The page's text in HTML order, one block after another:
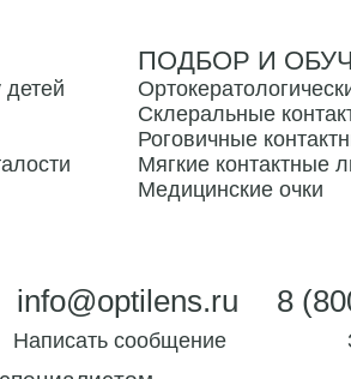
детей
ПОДБОР И
Склеральные
Роговичные
Мягкие контактные
Медицинские очки
info@optilens.ru
Написать сообщение
8